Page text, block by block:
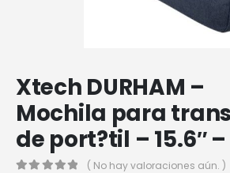
Xtech DURHAM –
Mochila para
de port?til – 15.6″
( No hay valoraciones aún. )